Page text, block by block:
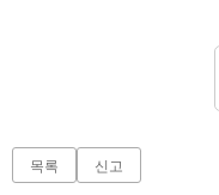
목록 신고